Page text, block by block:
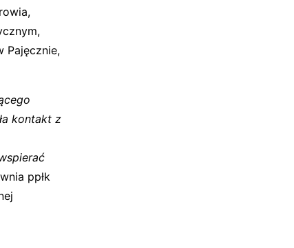
Pajęcznie,
kontakt z
ppłk